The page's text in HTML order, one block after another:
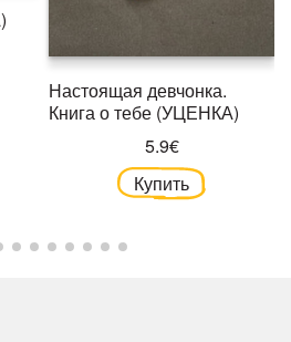
Настоящая девчонка.
Книга о тебе (УЦЕНКА)
5.9€
Купить